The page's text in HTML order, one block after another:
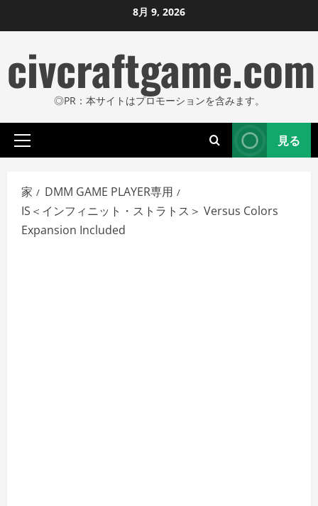
ン
ン
ツ
ス
ッ
8月 9, 2026
civcraftgame.com
◎PR：本サイトはプロモーションを含みます。
プ
イ
マ
リ
メ
見る
家
DMM GAME PLAYER専用
IS＜インフィニット・ストラトス＞ Versus Colors
Expansion Included